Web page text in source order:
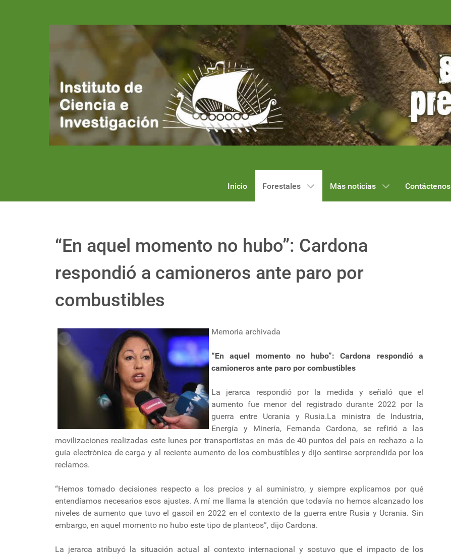
Inicio Forestales Más noticias Contáctenos
“En aquel momento no hubo”: Cardona
respondió a camioneros ante paro por
combustibles
Memoria archivada
“En aquel momento no hubo”: Cardona respondió a
camioneros ante paro por combustibles
La jerarca respondió por la medida y señaló que el
aumento fue menor del registrado durante 2022 por la
guerra entre Ucrania y Rusia.La ministra de Industria,
Energía y Minería, Fernanda Cardona, se refirió a las
movilizaciones realizadas este lunes por transportistas en más de 40 puntos del país en rechazo a la
guía electrónica de carga y al reciente aumento de los combustibles y dijo sentirse sorprendida por los
reclamos.
“Hemos tomado decisiones respecto a los precios y al suministro, y siempre explicamos por qué
entendíamos necesarios esos ajustes. A mí me llama la atención que todavía no hemos alcanzado los
niveles de aumento que tuvo el gasoil en 2022 en el contexto de la guerra entre Rusia y Ucrania. Sin
embargo, en aquel momento no hubo este tipo de planteos”, dijo Cardona.
La jerarca atribuyó la situación actual al contexto internacional y sostuvo que el impacto de los